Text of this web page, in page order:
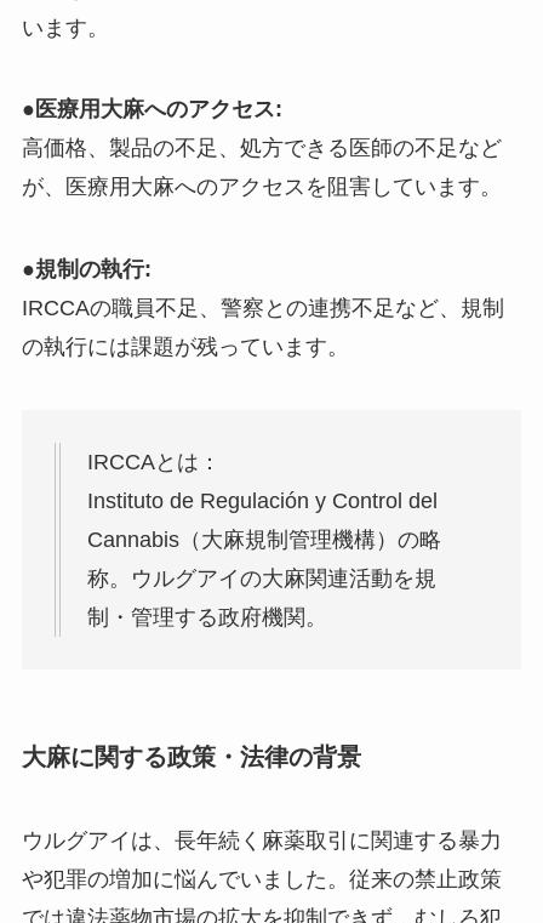
います。
● 医療用大麻へのアクセス:
高価格、製品の不足、処方できる医師の不足など
が、医療用大麻へのアクセスを阻害しています。
●規制の執行:
IRCCAの職員不足、警察との連携不足など、規制
の執行には課題が残っています。
IRCCAとは：
Instituto de Regulación y Control del
Cannabis（大麻規制管理機構）の略
称。ウルグアイの大麻関連活動を規
制・管理する政府機関。
大麻に関する政策・法律の背景
ウルグアイは、長年続く麻薬取引に関連する暴力
や犯罪の増加に悩んでいました。従来の禁止政策